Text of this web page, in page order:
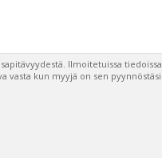
Ilmoitetuissa tiedoissa
vasta kun myyjä on sen pyynnöstäsi